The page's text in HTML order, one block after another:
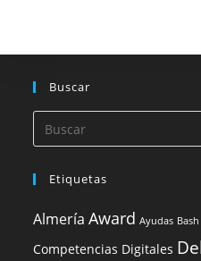
Buscar
Etiquetas
Almería Award Ayudas Bash
Competencias Digitales